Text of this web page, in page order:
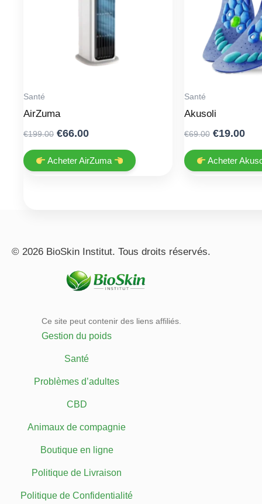
Santé
AirZuma
€199.00 Original
was:
€199.00.
€66.00Current
is:
€66.00.
Acheter AirZuma
Santé
Akusoli
€69.00 Original
was:
€69.00.
€19.00
is:
Acheter
© 2026 BioSkin Institut. Tous droits réservés.
Ce site peut contenir des liens affiliés.
Gestion du poids
Santé
Problèmes d’adultes
CBD
Animaux de compagnie
Boutique en ligne
Politique de Livraison
Politique de Confidentialité